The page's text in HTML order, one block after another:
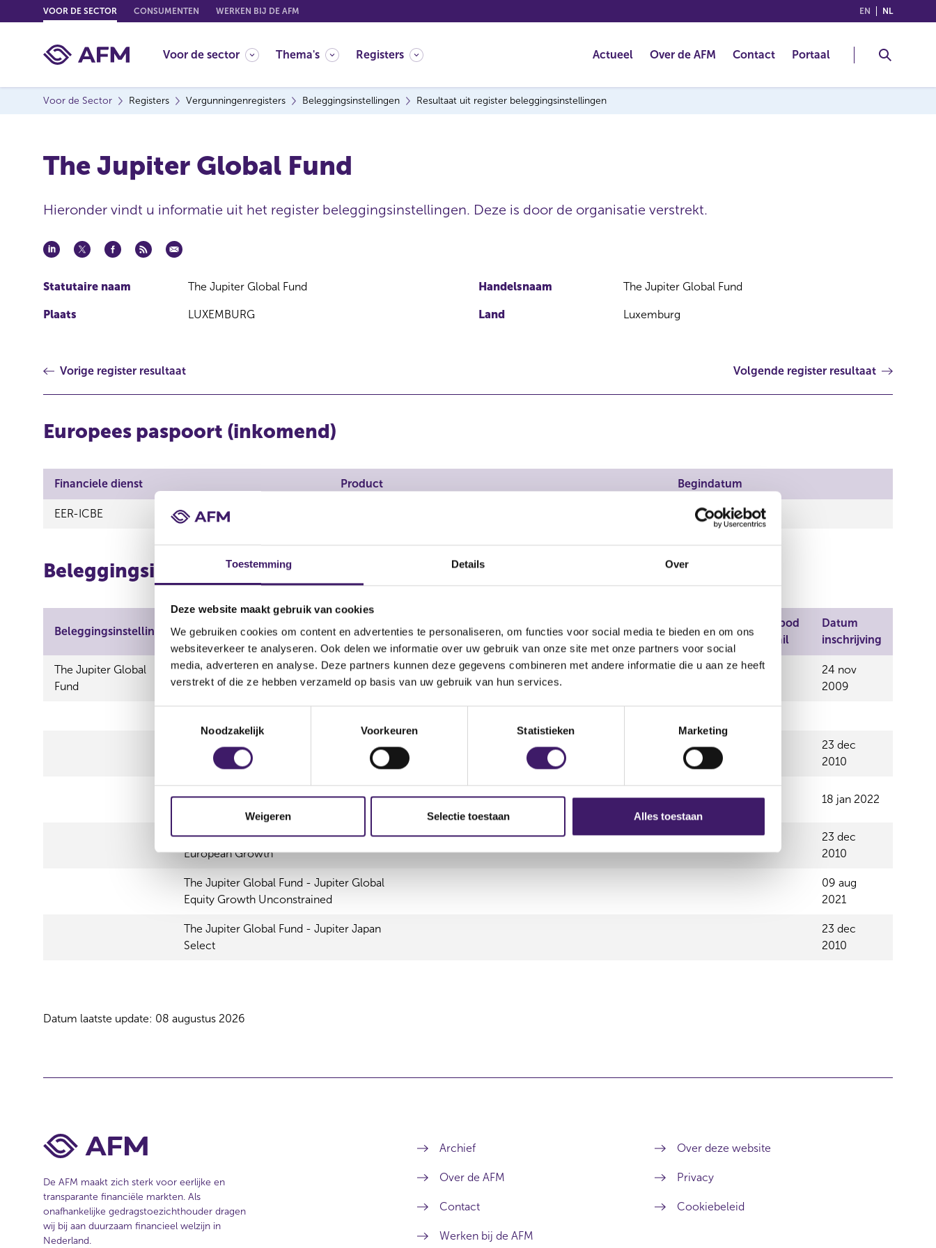
Toestemming Details Over
Deze website maakt gebruik van cookies
We gebruiken cookies om content en advertenties te personaliseren, om functies voor social media te bieden en om ons
websiteverkeer te analyseren. Ook delen we informatie over uw gebruik van onze site met onze partners voor social
media, adverteren en analyse. Deze partners kunnen deze gegevens combineren met andere informatie die u aan ze heeft
verstrekt of die ze hebben verzameld op basis van uw gebruik van hun services.
i
i
Noodzakelijk Voorkeuren Statistieken Marketing
Weigeren Selectie toestaan Alles toestaan
o
o
EN (ENGLISH)
NL
VOOR DE SECTOR CONSUMENTEN WERKEN BIJ DE AFM
Voor de sector Thema's Registers Actueel Over de AFM Contact Portaal
Voor de Sector Registers Vergunningenregisters Beleggingsinstellingen Resultaat uit register beleggingsinstellingen
The Jupiter Global Fund
Hieronder vindt u informatie uit het register beleggingsinstellingen. Deze is door de organisatie verstrekt.
Statutaire naam The Jupiter Global Fund Handelsnaam The Jupiter Global Fund
Plaats LUXEMBURG Land Luxemburg
Vorige register resultaat Volgende register resultaat
Europees paspoort (inkomend)
Financiele dienst Product Begindatum
EER-ICBE 19 nov 2009
Beleggingsinstellingen
Beleggingsinstelling Soort Karakterstructuur Product Regime
Professionals
Aanbod
Retail
Datum
inschrijving
The Jupiter Global
Fund
Beleggingsmaatschappij Open End
Financieel
instrument
24 nov
2009
The Jupiter Global Fund - Jupiter
Dynamic Bond
23 dec
2010
18 jan 2022
The Jupiter Global Fund - Jupiter
European Growth
23 dec
2010
The Jupiter Global Fund - Jupiter Global
Equity Growth Unconstrained
09 aug
2021
The Jupiter Global Fund - Jupiter Japan
Select
23 dec
2010
Datum laatste update: 08 augustus 2026
Archief
Over de AFM
Contact
Werken bij de AFM
Over deze website
Privacy
Cookiebeleid
De AFM maakt zich sterk voor eerlijke en
transparante financiële markten. Als
onafhankelijke gedragstoezichthouder dragen
wij bij aan duurzaam financieel welzijn in
Nederland.